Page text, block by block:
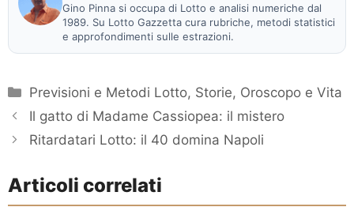
Gino Pinna si occupa di Lotto e analisi numeriche dal
1989. Su Lotto Gazzetta cura rubriche, metodi statistici
e approfondimenti sulle estrazioni.
Categorie
Previsioni e Metodi Lotto, Storie, Oroscopo e Vita
Il gatto di Madame Cassiopea: il mistero
Ritardatari Lotto: il 40 domina Napoli
Articoli correlati